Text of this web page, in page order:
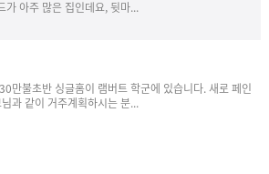
가 아주 많은 집인데요, 뒷마...
만불초반 싱글홈이 램버트 학군에 있습니다. 새로 페인
과 같이 거주계획하시는 분...